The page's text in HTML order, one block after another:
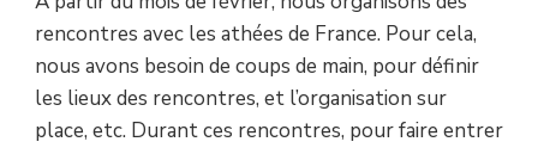
rencontres avec les athées de France. Pour cela,
nous avons besoin de coups de main, pour définir
les lieux des rencontres, et l’organisation sur
place, etc. Durant ces rencontres, pour faire entrer